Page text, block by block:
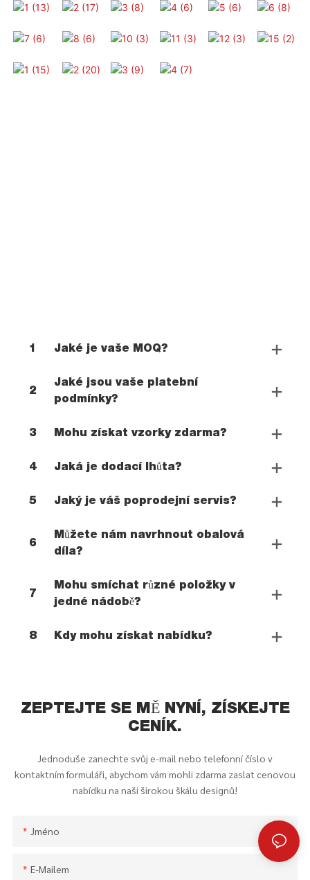
1 Jaké je vaše MOQ?
2
Jaké jsou vaše platební
podmínky?
3 Mohu získat vzorky zdarma?
4 Jaká je dodací lhůta?
5 Jaký je váš poprodejní servis?
6
Můžete nám navrhnout obalová
díla?
7
Mohu smíchat různé položky v
jedné nádobě?
8 Kdy mohu získat nabídku?
ZEPTEJTE SE MĚ NYNÍ, ZÍSKEJTE
CENÍK.
Jednoduše zanechte svůj e-mail nebo telefonní číslo v
kontaktním formuláři, abychom vám mohli zdarma zaslat cenovou
nabídku na naši širokou škálu designů!
Jméno
E-Mailem